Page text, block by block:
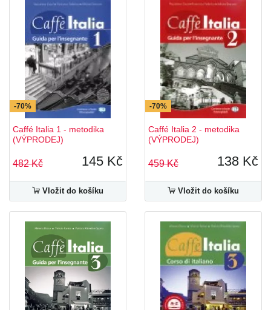
-70%
Caffé Italia 1 - metodika
(VÝPRODEJ)
482 Kč 145 Kč
Vložit do košíku
-70%
Caffé Italia 2 - metodika
(VÝPRODEJ)
459 Kč 138 Kč
Vložit do košíku